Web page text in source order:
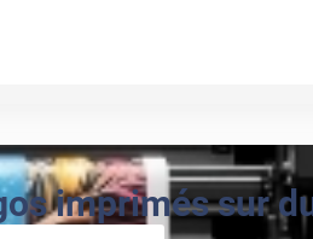
imprimés sur